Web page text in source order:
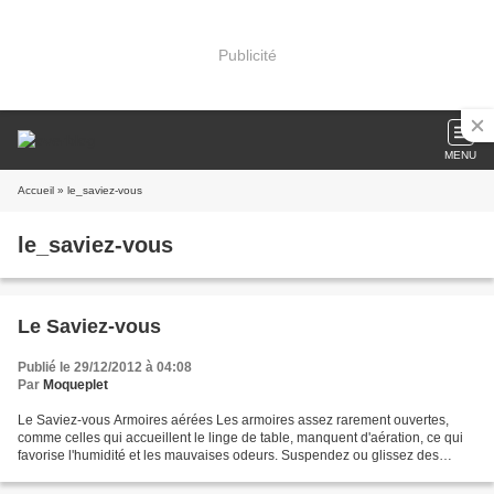
Publicité
MENU
Accueil » le_saviez-vous
le_saviez-vous
Le Saviez-vous
Publié le 29/12/2012 à 04:08
Par Moqueplet
Le Saviez-vous Armoires aérées Les armoires assez rarement ouvertes,
comme celles qui accueillent le linge de table, manquent d'aération, ce qui
favorise l'humidité et les mauvaises odeurs. Suspendez ou glissez des